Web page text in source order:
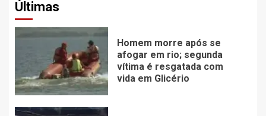
Últimas
Homem morre após se
afogar em rio; segunda
vítima é resgatada com
vida em Glicério